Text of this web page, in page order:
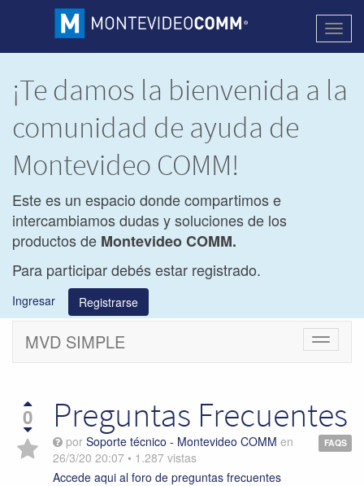
¡Te damos la bienvenida a la
comunidad de ayuda de
Montevideo COMM!
Este es un espacio donde compartimos e
intercambiamos dudas y soluciones de los
productos de Montevideo COMM.
Para participar debés estar registrado.
Ingresar Registrarse
Cambiar
MVD SIMPLE
0 Preguntas Frecuentes
FAQS
por Soporte técnico - Montevideo COMM en
26/3/20 20:07 • 1.287 vistas
Accede aqui al foro de preguntas frecuentes